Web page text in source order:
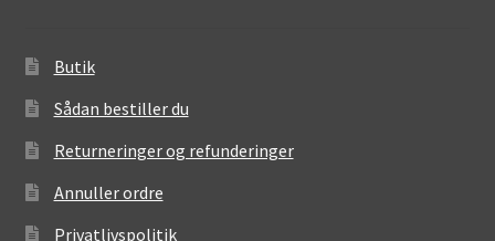
Butik
Sådan bestiller du
Returneringer og refunderinger
Annuller ordre
Privatlivspolitik